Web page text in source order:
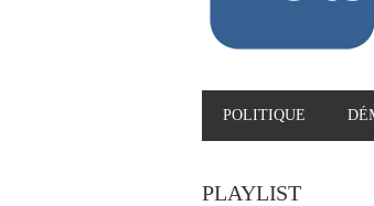
POLITIQUE
PLAYLIST